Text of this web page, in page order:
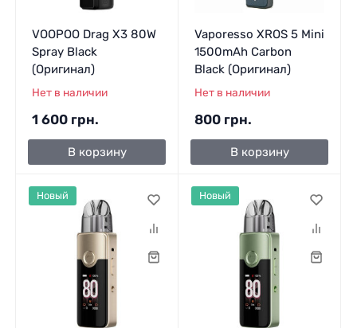
VOOPOO Drag X3 80W
Spray Black
(Оригинал)
Нет в наличии
1 600 грн.
В корзину
Vaporesso XROS 5 Mini
1500mAh Carbon
Black (Оригинал)
Нет в наличии
800 грн.
В корзину
Новый Новый